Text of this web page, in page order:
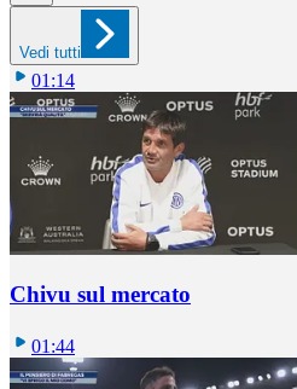
Vedi tutti
01:14
Chivu sul mercato
01:44